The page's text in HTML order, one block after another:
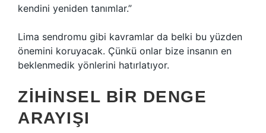
kendini yeniden tanımlar.”
Lima sendromu gibi kavramlar da belki bu yüzden
önemini koruyacak. Çünkü onlar bize insanın en
beklenmedik yönlerini hatırlatıyor.
ZIHINSEL BIR DENGE
ARAYIŞI